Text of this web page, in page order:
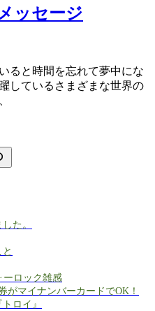
ッセージ
ると時間を忘れて夢中にな
しているさまざまな世界の
た。
ーロック雑感
がマイナンバーカードでOK！
ロイ』